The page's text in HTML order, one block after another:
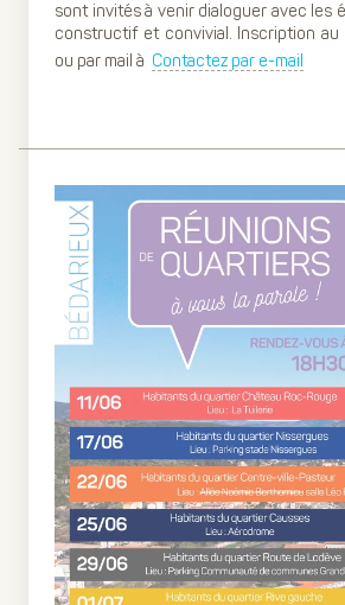
sont invités à venir dialoguer avec les
constructif et convivial. Inscription au
ou par mail à Contactez par e-mail